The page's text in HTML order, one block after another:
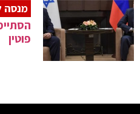
מנסה
פוטין